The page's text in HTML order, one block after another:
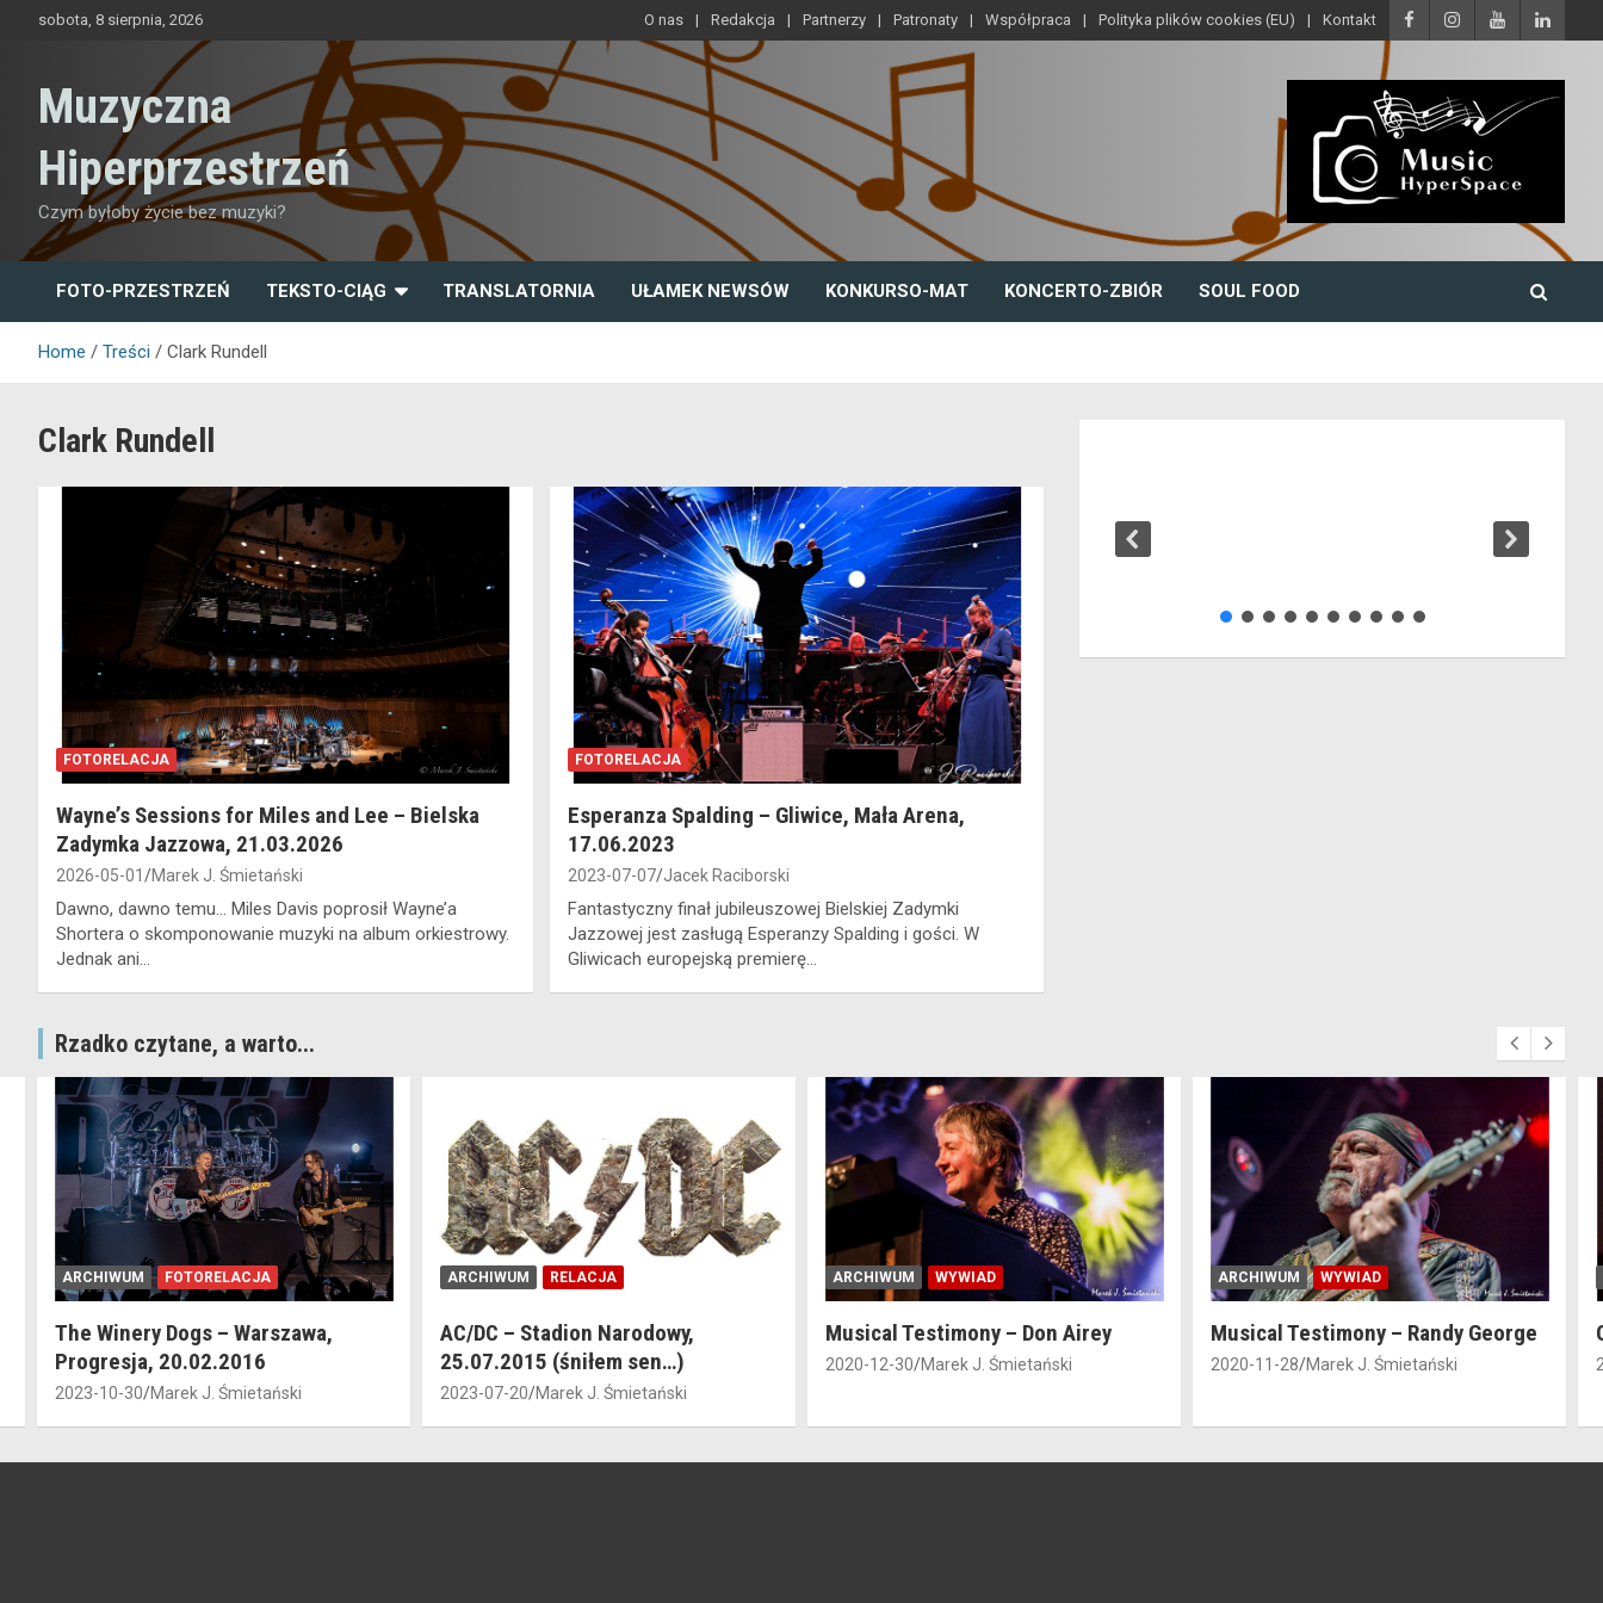
sobota, 8 sierpnia, 2026 O nas Redakcja Partnerzy Patronaty Współpraca Polityka plików cookies (EU) Kontakt
Muzyczna
Hiperprzestrzeń
Czym byłoby życie bez muzyki?
FOTO-PRZESTRZEŃ TEKSTO-CIĄG TRANSLATORNIA UŁAMEK NEWSÓW KONKURSO-MAT KONCERTO-ZBIÓR SOUL FOOD
Home Treści Clark Rundell
Clark Rundell
FOTORELACJA
Wayne’s Sessions for Miles and Lee – Bielska
Zadymka Jazzowa, 21.03.2026
2026-05-01 Marek J. Śmietański
Dawno, dawno temu… Miles Davis poprosił Wayne’a
Shortera o skomponowanie muzyki na album orkiestrowy.
Jednak ani…
FOTORELACJA
Esperanza Spalding – Gliwice, Mała Arena,
17.06.2023
2023-07-07 Jacek Raciborski
Fantastyczny finał jubileuszowej Bielskiej Zadymki
Jazzowej jest zasługą Esperanzy Spalding i gości. W
Gliwicach europejską premierę…
Rzadko czytane, a warto...
ARCHIWUM RELACJA
AC/DC – Stadion Narodowy,
25.07.2015 (śniłem sen…)
2023-07-20 Marek J. Śmietański
ARCHIWUM WYWIAD
Musical Testimony – Don Airey
2020-12-30 Marek J. Śmietański
ARCHIWUM WYWIAD
Musical Testimony – Randy George
2020-11-28 Marek J. Śmietański
ARCHIWUM FOTORELACJA
Odet – Łódź, październik 2018
2020-05-27 Natalia Zdziebczyńska